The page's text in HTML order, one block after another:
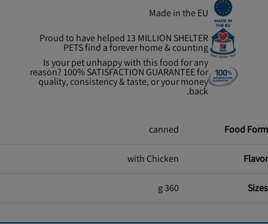
Made in the EU
Proud to have helped 13 MILLION SHELTER
PETS find a forever home & counting
Is your pet unhappy with this food for any
reason? 100% SATISFACTION GUARANTEE for
quality, consistency & taste, or your money
back.
Food Form
canned
Flavor
with Chicken
Sizes
360 g